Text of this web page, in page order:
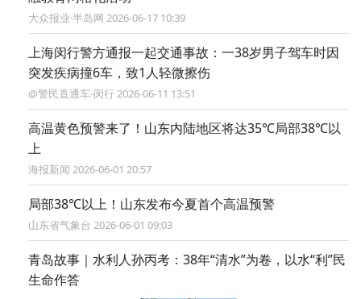
大众报业·半岛网 2026-06-17 10:39
上海闵行警方通报一起交通事故：一38岁男子驾车时因
突发疾病撞6车，致1人轻微擦伤
@警民直通车-闵行 2026-06-11 13:51
高温黄色预警来了！山东内陆地区将达35℃局部38℃以
上
海报新闻 2026-06-01 20:57
局部38℃以上！山东发布今夏首个高温预警
山东省气象台 2026-06-01 09:03
青岛故事｜水利人孙丙考：38年“清水”为卷，以水“利”民
生命作答